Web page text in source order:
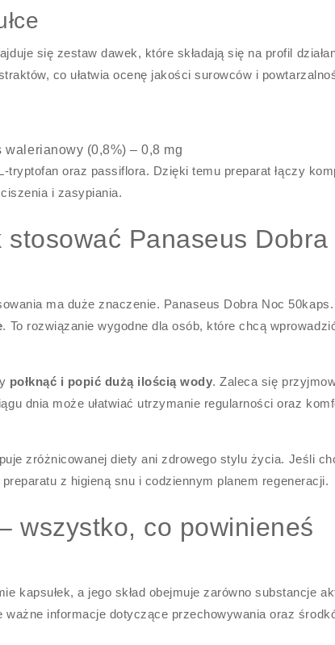
się zestaw dawek, które składają się na profil
co ułatwia ocenę jakości surowców i
walerianowy (0,8%) – 0,8 mg
oraz passiflora. Dzięki temu preparat łączy
i zasypiania.
stosować Panaseus Dobra
ma duże znaczenie. Panaseus Dobra Noc 50kaps.
. To rozwiązanie wygodne dla osób, które chcą
połknąć i popić dużą ilością wody. Zaleca się
dnia może ułatwiać utrzymanie regularności oraz
zróżnicowanej diety ani zdrowego stylu życia. Jeśli
preparatu z higieną snu i codziennym planem regeneracji.
wszystko, co powinieneś
kapsułek, a jego skład obejmuje zarówno substancje
informacje dotyczące przechowywania oraz